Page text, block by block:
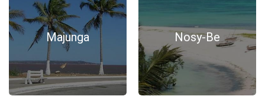
Majunga Nosy-Be